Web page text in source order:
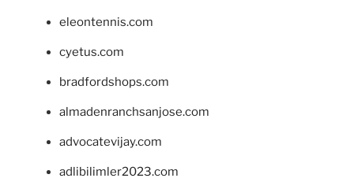
eleontennis.com
cyetus.com
bradfordshops.com
almadenranchsanjose.com
advocatevijay.com
adlibilimler2023.com